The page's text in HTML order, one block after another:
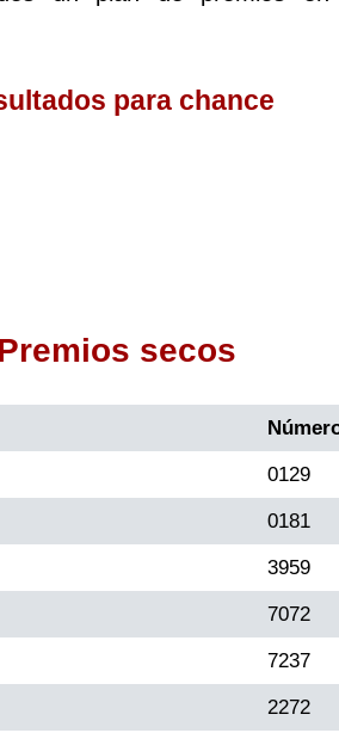
para chance
secos
0129
0181
3959
7072
7237
2272